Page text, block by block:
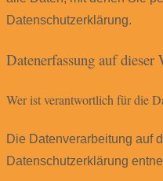
Datenschutzerklärung.
Datenerfassung auf dieser
Wer ist verantwortlich für die
Die Datenverarbeitung auf
Datenschutzerklärung